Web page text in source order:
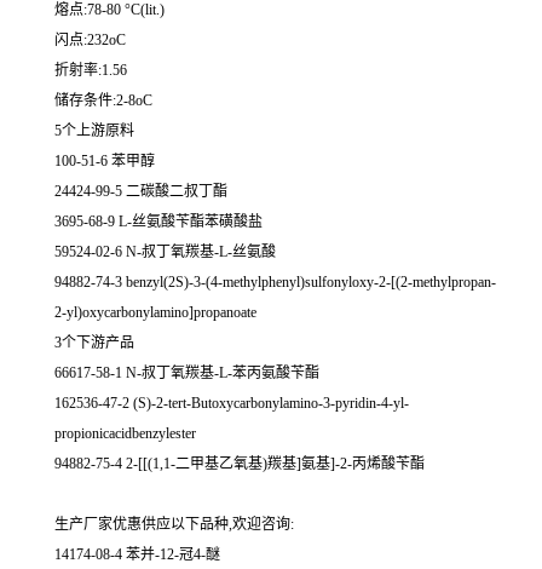
熔点:78-80 °C(lit.)
闪点:232oC
折射率:1.56
储存条件:2-8oC
5个上游原料
100-51-6 苯甲醇
24424-99-5 二碳酸二叔丁酯
3695-68-9 L-丝氨酸苄酯苯磺酸盐
59524-02-6 N-叔丁氧羰基-L-丝氨酸
94882-74-3 benzyl(2S)-3-(4-methylphenyl)sulfonyloxy-2-[(2-methylpropan-
2-yl)oxycarbonylamino]propanoate
3个下游产品
66617-58-1 N-叔丁氧羰基-L-苯丙氨酸苄酯
162536-47-2 (S)-2-tert-Butoxycarbonylamino-3-pyridin-4-yl-
propionicacidbenzylester
94882-75-4 2-[[(1,1-二甲基乙氧基)羰基]氨基]-2-丙烯酸苄酯
生产厂家优惠供应以下品种,欢迎咨询:
14174-08-4 苯并-12-冠4-醚